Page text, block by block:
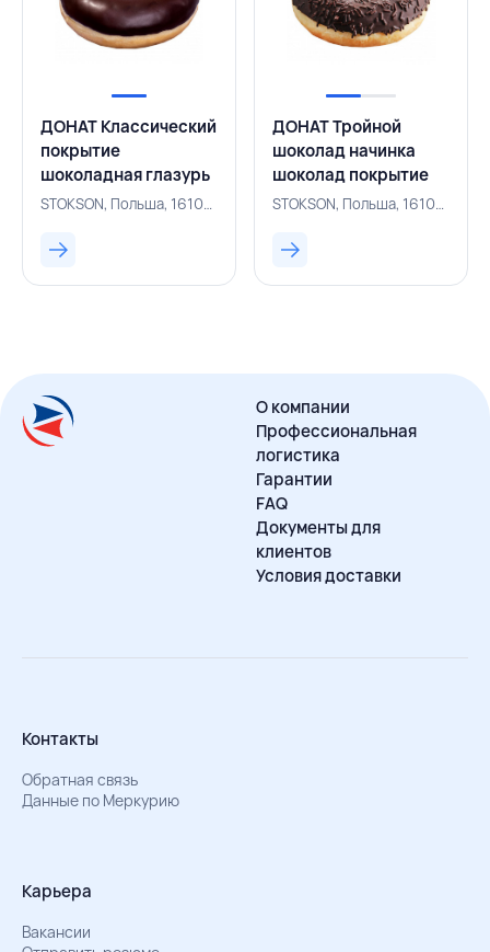
ДОНАТ Классический
покрытие
шоколадная глазурь
54 г, STOKSON,
STOKSON, Польша, 161001658
ДОНАТ Тройной
шоколад начинка
шоколад покрытие
шоколадная глазурь
69 г, STOKSON,
STOKSON, Польша, 161001659
О компании
Профессиональная
логистика
Гарантии
FAQ
Документы для
клиентов
Условия доставки
Контакты
Обратная связь
Данные по Меркурию
Карьера
Вакансии